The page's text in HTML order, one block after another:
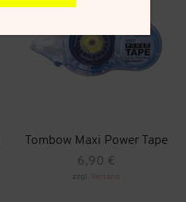
Tombow Maxi Power Tape
6,90 €
zzgl. Versand